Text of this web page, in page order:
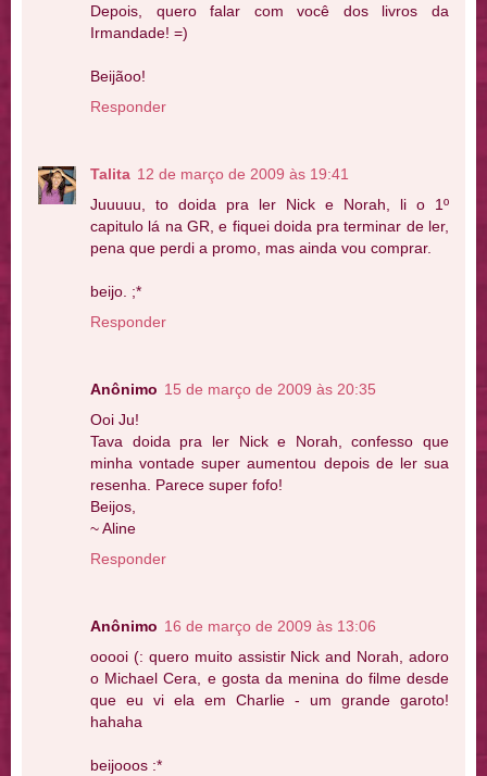
Depois, quero falar com você dos livros da
Irmandade! =)
Beijãoo!
Responder
Talita 12 de março de 2009 às 19:41
Juuuuu, to doida pra ler Nick e Norah, li o 1º
capitulo lá na GR, e fiquei doida pra terminar de ler,
pena que perdi a promo, mas ainda vou comprar.
beijo. ;*
Responder
Anônimo 15 de março de 2009 às 20:35
Ooi Ju!
Tava doida pra ler Nick e Norah, confesso que
minha vontade super aumentou depois de ler sua
resenha. Parece super fofo!
Beijos,
~ Aline
Responder
Anônimo 16 de março de 2009 às 13:06
ooooi (: quero muito assistir Nick and Norah, adoro
o Michael Cera, e gosta da menina do filme desde
que eu vi ela em Charlie - um grande garoto!
hahaha
beijooos :*